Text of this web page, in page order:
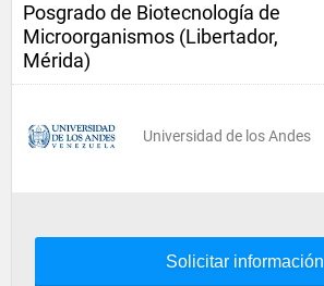
Posgrado de Biotecnología de
Microorganismos (Libertador,
Mérida)
Universidad de los Andes
Solicitar información